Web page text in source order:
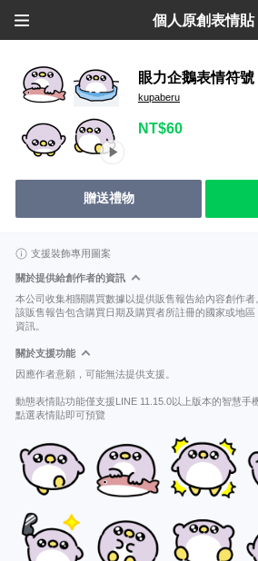
個人原創表情貼
眼力企鵝表情符號
kupaberu
NT$60
贈送禮物
支援裝飾專用圖案
關於提供給創作者的資訊
本公司收集相關購買數據以提供販售報告給內容創作者
該販售報告包含購買日期及購買者所註冊的國家或地
資訊。
關於支援功能
因應作者意願，可能無法提供支援。
動態表情貼功能僅支援LINE 11.15.0以上版本的智慧手
點選表情貼即可預覽